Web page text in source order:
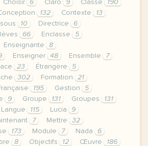
Choisir 6 Claro 9 Classe
190
132 Contexte
13
10 Directrice
6
66 Enclasse
5
Enseignante
8
Enseigner 48 Ensemble
7
23 Étrangère
5
302 Formation
21
195 Gestion
5
9 Groupe 131 Groupes
131
Langue 115 Lucia
9
7 Mettre
32
173 Module 7 Nada
6
8 Objectifs 12 Œuvre
186